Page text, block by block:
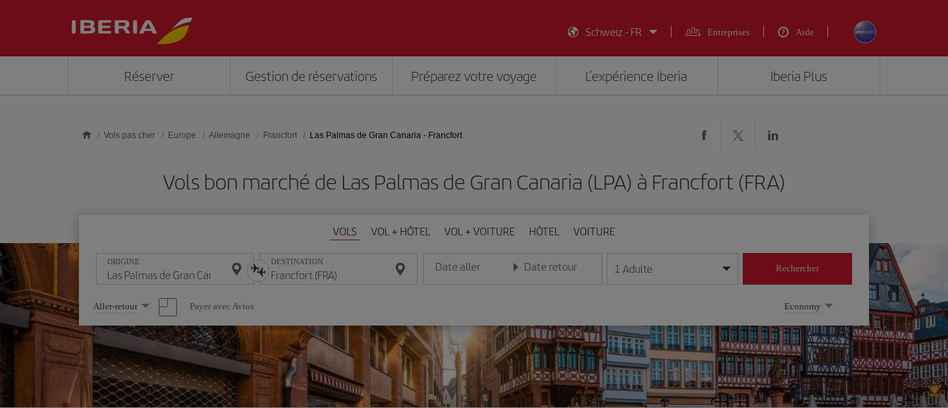
Schweiz - FR
Entreprises Aide
Réserver Gestion de réservations Préparez votre voyage L’expérience Iberia Iberia Plus
Vols pas cher Europe Allemagne Francfort Las Palmas de Gran Canaria - Francfort
Vols bon marché de Las Palmas de Gran Canaria (LPA) à Francfort (FRA)
VOLS VOL + HÔTEL VOL + VOITURE HÔTEL VOITURE
ORIGINE DESTINATION Date aller
Entrez la date au format jour/mois/année
Date retour
Entrez la date au format jour/mois/année
1 Adulte Rechercher
Sélectionnez
une
option
Aller-retour Payer avec Avios Economy